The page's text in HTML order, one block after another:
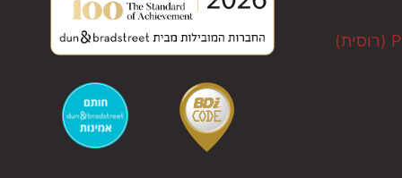
(רוסית)